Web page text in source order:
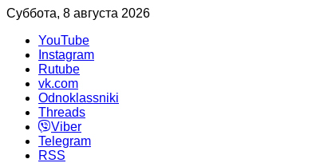
Суббота, 8 августа 2026
YouTube
Instagram
Rutube
vk.com
Odnoklassniki
Threads
Viber
Telegram
RSS